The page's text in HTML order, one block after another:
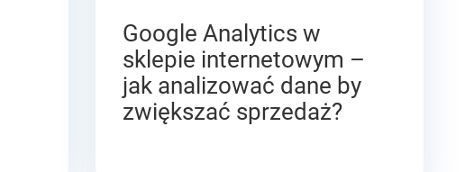
Google Analytics w
sklepie internetowym –
jak analizować dane by
zwiększać sprzedaż?